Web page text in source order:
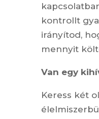
kontrollt
irányítod,
mennyit
Van egy
Keress két